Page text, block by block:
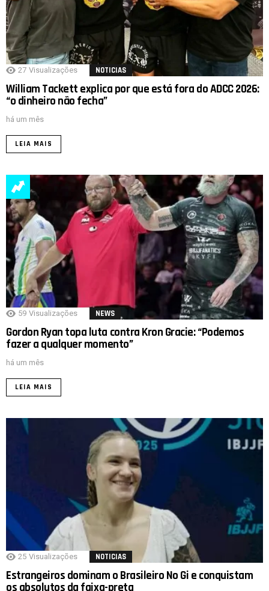
27 Visualizações NOTICIAS
William Tackett explica por que está fora do ADCC 2026:
“o dinheiro não fecha”
há um mês
LEIA MAIS
59 Visualizações NEWS
Gordon Ryan topa luta contra Kron Gracie: “Podemos
fazer a qualquer momento”
há um mês
LEIA MAIS
25 Visualizações NOTICIAS
Estrangeiros dominam o Brasileiro No Gi e conquistam
os absolutos da faixa-preta